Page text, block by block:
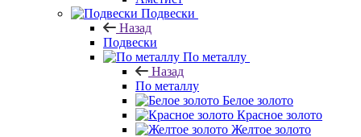
Подвески
Назад
Подвески
По металлу
Назад
По металлу
Белое золото
Красное золото
Желтое золото